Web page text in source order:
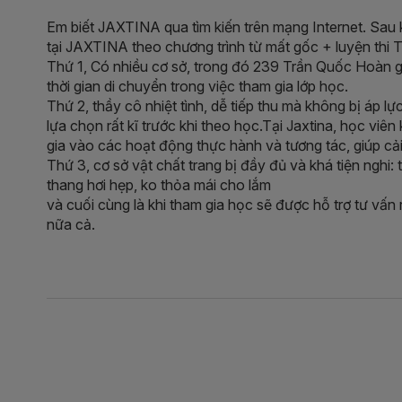
Em biết JAXTINA qua tìm kiến trên mạng Internet.
tại JAXTINA theo chương trình từ mất gốc + luyện thi
Thứ 1, Có nhiều cơ sở, trong đó 239 Trần Quốc Hoàn
thời gian di chuyển trong việc tham gia lớp học.
Thứ 2, thầy cô nhiệt tình, dễ tiếp thu mà không bị áp
lựa chọn rất kĩ trước khi theo học.Tại Jaxtina, học
gia vào các hoạt động thực hành và tương tác, giúp
Thứ 3, cơ sở vật chất trang bị đầy đủ và khá tiện
thang hơi hẹp, ko thỏa mái cho lắm
và cuối cùng là khi tham gia học sẽ được hỗ trợ tư
nữa cả.